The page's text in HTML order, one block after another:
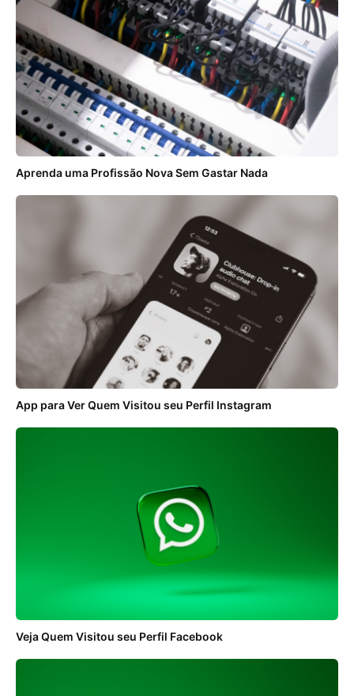
Aprenda uma Profissão Nova Sem Gastar Nada
App para Ver Quem Visitou seu Perfil Instagram
Veja Quem Visitou seu Perfil Facebook